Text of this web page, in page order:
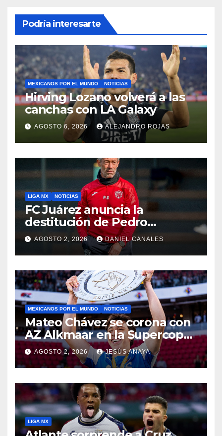
Podría interesarte
MEXICANOS POR EL MUNDO NOTICIAS
Hirving Lozano volverá a las
canchas con LA Galaxy
AGOSTO 6, 2026 ALEJANDRO ROJAS
LIGA MX NOTICIAS
FC Juárez anuncia la
destitución de Pedro
Caixinha
AGOSTO 2, 2026 DANIEL CANALES
MEXICANOS POR EL MUNDO NOTICIAS
Mateo Chávez se corona con
AZ Alkmaar en la Supercopa
de Países Bajos
AGOSTO 2, 2026 JESÚS ANAYA
LIGA MX